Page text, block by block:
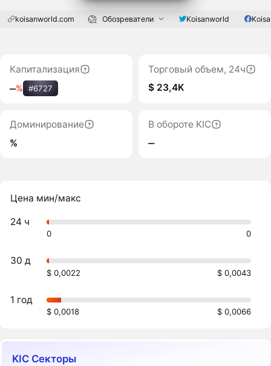
koisanworld.com Обозреватели Koisanworld
Капитализация
‒% #6727
Торговый объем, 24ч
$ 23,4K
Доминирование
%
В обороте KIC
‒
Цена мин/макс
24 ч
0 0
30 д
$ 0,0022 $ 0,0043
1 год
$ 0,0018 $ 0,0066
KIC Секторы